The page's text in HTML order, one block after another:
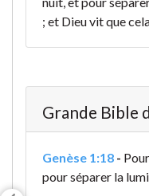
; et Dieu vit que
Grande Bible
Genèse 1:18 -
pour séparer la